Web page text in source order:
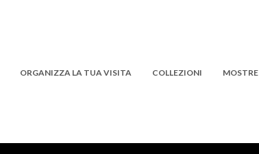
ORGANIZZA LA TUA VISITA COLLEZIONI MOSTRE